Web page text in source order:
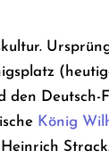
den Deutsch-
König